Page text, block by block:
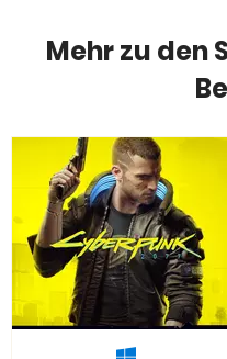
Mehr zu den